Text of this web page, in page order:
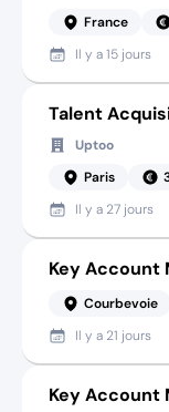
France
Il y a15 jours
Talent
Uptoo
Paris
Il y a 27 jours
Key Account
Courbevoie
Il y a 21 jours
Key Account